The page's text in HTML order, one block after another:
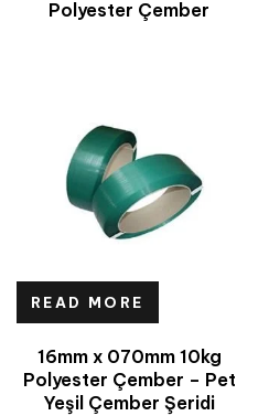
Polyester Çember
READ MORE
16mm x 070mm 10kg
Polyester Çember – Pet
Yeşil Çember Şeridi